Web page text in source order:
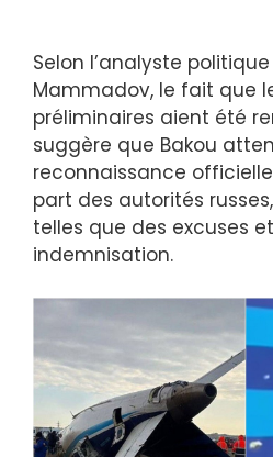
Selon l’analyste
Mammadov, le fait que
préliminaires aient été
suggère que Bakou
reconnaissance
part des autorités
telles que des excuses
indemnisation.